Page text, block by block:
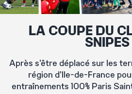
LA COUPE DU
SNIPES
Après s’être déplacé sur les
région d’Ile-de-France
entraînements 100% Paris